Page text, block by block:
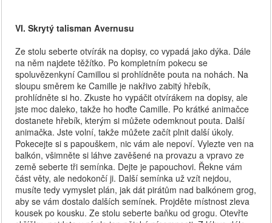
VI. Skrytý talisman Avernusu
Ze stolu seberte otvírák na dopisy, co vypadá jako dýka. Dále
na něm najdete těžítko. Po kompletním pokecu se
spoluvězenkyní Camillou si prohlídněte pouta na nohách. Na
sloupu směrem ke Camille je nakřivo zabitý hřebík,
prohlídněte si ho. Zkuste ho vypáčit otvírákem na dopisy, ale
jste moc daleko, takže ho hoďte Camille. Po krátké animačce
dostanete hřebík, kterým si můžete odemknout pouta. Další
animačka. Jste volní, takže můžete začít plnit další úkoly.
Pokecejte si s papouškem, nic vám ale nepoví. Vylezte ven na
balkón, všimněte si láhve zavěšené na provazu a vpravo ze
země seberte tři semínka. Dejte je papouchovi. Řekne vám
část věty, ale nedokončí ji. Další semínka už vzít nejdou,
musíte tedy vymyslet plán, jak dát pirátům nad balkónem grog,
aby se vám dostalo dalších semínek. Projděte místnost zleva
kousek po kousku. Ze stolu seberte baňku od grogu. Otevřte